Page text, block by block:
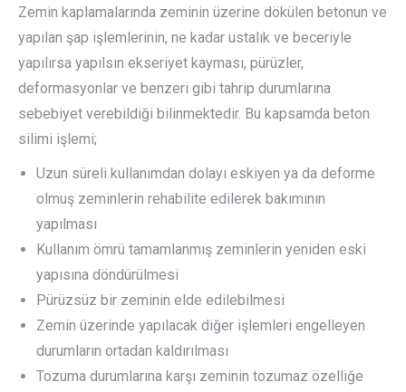
Zemin kaplamalarında zeminin üzerine dökülen betonun ve
yapılan şap işlemlerinin, ne kadar ustalık ve beceriyle
yapılırsa yapılsın ekseriyet kayması, pürüzler,
deformasyonlar ve benzeri gibi tahrip durumlarına
sebebiyet verebildiği bilinmektedir. Bu kapsamda beton
silimi işlemi;
Uzun süreli kullanımdan dolayı eskiyen ya da deforme
olmuş zeminlerin rehabilite edilerek bakımının
yapılması
Kullanım ömrü tamamlanmış zeminlerin yeniden eski
yapısına döndürülmesi
Pürüzsüz bir zeminin elde edilebilmesi
Zemin üzerinde yapılacak diğer işlemleri engelleyen
durumların ortadan kaldırılması
Tozuma durumlarına karşı zeminin tozumaz özelliğe